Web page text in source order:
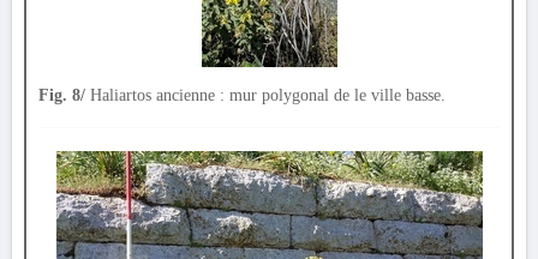
Fig. 8/ Haliartos ancienne : mur polygonal de le ville basse.